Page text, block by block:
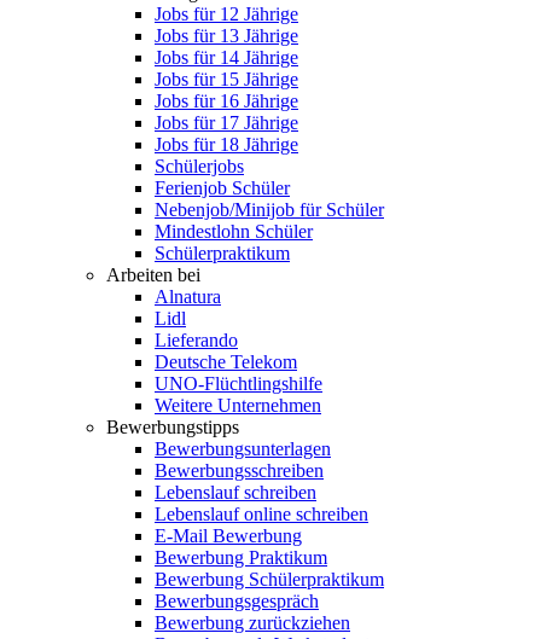
Jobs für 12 Jährige
Jobs für 13 Jährige
Jobs für 14 Jährige
Jobs für 15 Jährige
Jobs für 16 Jährige
Jobs für 17 Jährige
Jobs für 18 Jährige
Schülerjobs
Ferienjob Schüler
Nebenjob/Minijob für Schüler
Mindestlohn Schüler
Schülerpraktikum
Arbeiten bei
Alnatura
Lidl
Lieferando
Deutsche Telekom
UNO-Flüchtlingshilfe
Weitere Unternehmen
Bewerbungstipps
Bewerbungsunterlagen
Bewerbungsschreiben
Lebenslauf schreiben
Lebenslauf online schreiben
E-Mail Bewerbung
Bewerbung Praktikum
Bewerbung Schülerpraktikum
Bewerbungsgespräch
Bewerbung zurückziehen